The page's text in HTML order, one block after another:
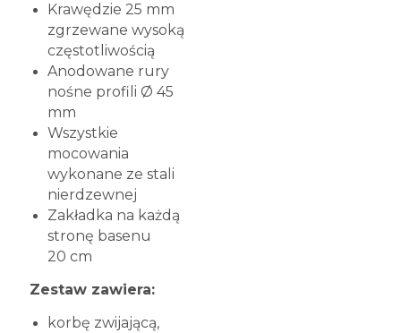
Krawędzie 25 mm
zgrzewane wysoką
częstotliwością
Anodowane rury
nośne profili Ø 45
mm
Wszystkie
mocowania
wykonane ze stali
nierdzewnej
Zakładka na każdą
stronę basenu
20 cm
Zestaw zawiera:
korbę zwijającą,